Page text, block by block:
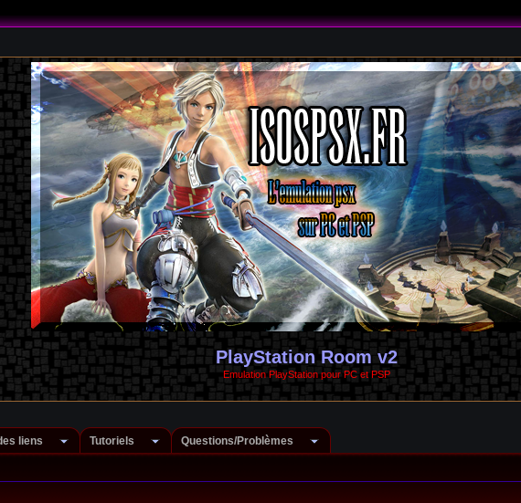
PlayStation Room v2
Emulation PlayStation pour PC et PSP
liens Tutoriels Questions/Problèmes